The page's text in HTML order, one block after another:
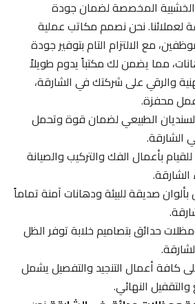
المخصصة لضمان جودة
نحن نصمم مكاتب عملية
مع الالتزام التام بتوفير جودة
مما يضمن لك مكتباً يدوم طويلاً
والرقي على شركتك في الشارقة،
محفزة.
الطبيعي لضمان قوة وتحمل
بأعمال الفك والتركيب والصيانة
صديقة للبيئة ودهانات آمنة تماماً
حدائق بتصاميم خلابة توفر الظل
أعمال التنجيد والتفصيل يشمل
النهائي.